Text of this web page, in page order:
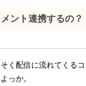
ント連携するの？
く配信に流れてくる
っか。